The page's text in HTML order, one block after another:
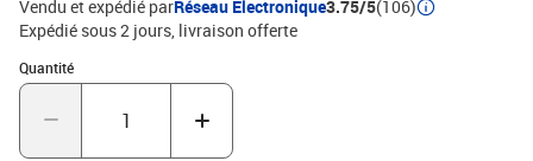
Vendu et expédié parRéseau Electronique3.75/5(106)
Expédié sous 2 jours livraison offerte
Quantité
Quantité : 1